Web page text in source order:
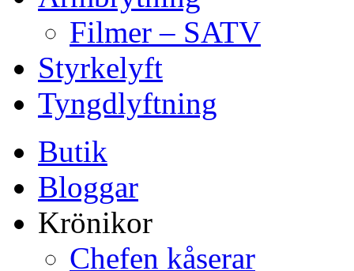
Filmer – SATV
Styrkelyft
Tyngdlyftning
Butik
Bloggar
Krönikor
Chefen kåserar